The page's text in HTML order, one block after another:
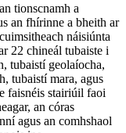
tionscnamh a
an fhírinne a bheith ar
náisiúnta
22 chineál tubaiste i
tubaistí geolaíocha,
tubaistí mara, agus
faisnéis stairiúil faoi
an córas
agus an comhshaol